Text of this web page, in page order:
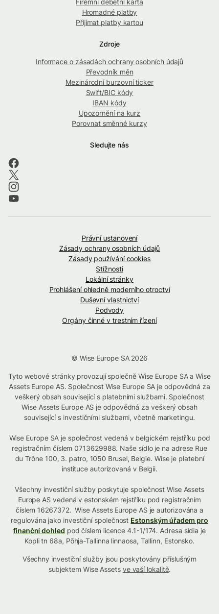
Firemní debetní karta
Hromadné platby
Přijímat platby kartou
Zdroje
Informace o zásadách ochrany osobních údajů
Převodník měn
Mezinárodní burzovní ticker
Swift/BIC kódy
IBAN kódy
Upozornění na kurz
Porovnat směnné kurzy
Sledujte nás
Právní ustanovení
Zásady ochrany osobních údajů
Zásady používání cookies
Stížnosti
Lokální stránky
Prohlášení ohledně moderního otroctví
Duševní vlastnictví
Podvody
Orgány činné v trestním řízení
© Wise Europe SA 2026
Tyto webové stránky provozují společně Wise Europe SA a Wise
Assets Europe AS. Společnost Wise Europe SA je odpovědná za
veškerý obsah související s platebními službami. Společnost
Wise Assets Europe AS je odpovědná za veškerý obsah
související s investičními službami, včetně marketingu.
Wise Europe SA je společnost vedená v belgickém rejstříku pod
registračním číslem 0713629988. Naše sídlo je na adrese Rue
du Trône 100, 3. patro, 1050 Brusel, Belgie. Wise je platební
instituce autorizovaná v Belgii.
Všechny investiční služby poskytuje společnost Wise Assets
Europe AS vedená v estonském rejstříku pod registračním
číslem 16267372. Wise Assets Europe AS je autorizována a
regulována jako investiční společnost Estonským úřadem pro
finanční dohled pod číslem licence 4.1-1/174. Adresa sídla je
Kopli tn 68a, Põhja-Tallinna linnaosa, Tallinn, Estonsko.
Všechny investiční služby jsou poskytovány příslušným
subjektem Wise Assets ve vaší lokalitě.